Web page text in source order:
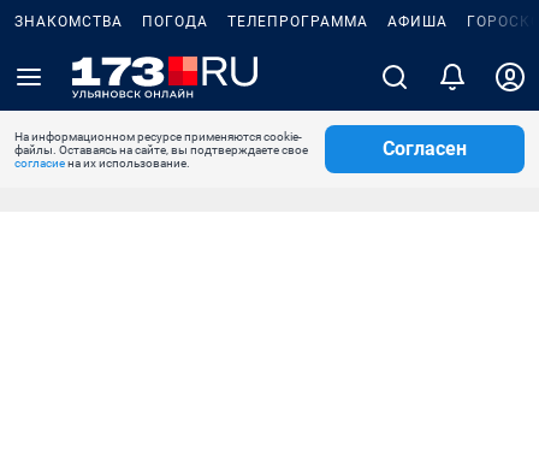
ЗНАКОМСТВА ПОГОДА ТЕЛЕПРОГРАММА АФИША
На информационном ресурсе применяются cookie-
файлы. Оставаясь на сайте, вы подтверждаете свое
согласиена их использование.
Согласен